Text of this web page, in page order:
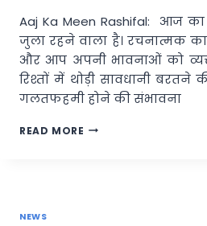
Aaj Ka Meen Rashifal: आज
जुला रहने वाला है। रचनात्मक
और आप अपनी भावनाओं को
रिश्तों में थोड़ी सावधानी
गलतफहमी होने की संभावना
READ MORE AAJ
NEWS